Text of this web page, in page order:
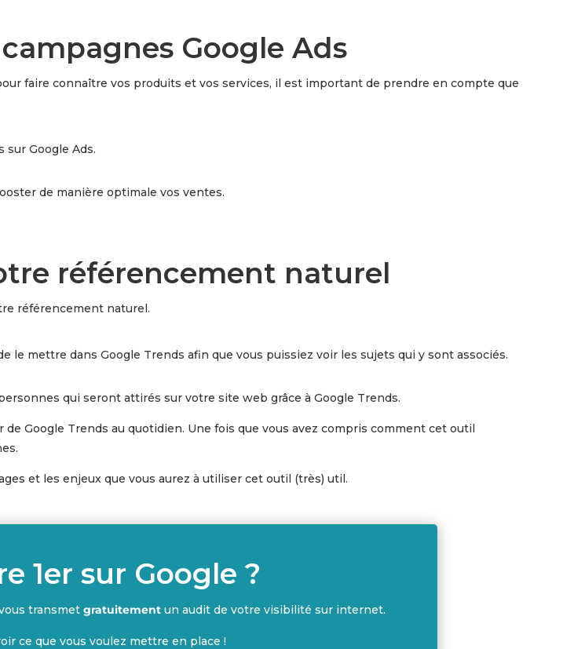
Google Ads
faire connaître vos produits et vos services, il est important de prendre en compte que
sur Google Ads.
de manière optimale vos ventes.
référencement naturel
référencement naturel.
le mettre dans Google Trends afin que vous puissiez voir les sujets qui y sont associés.
qui seront attirés sur votre site web grâce à Google Trends.
Google Trends au quotidien. Une fois que vous avez compris comment cet outil
et les enjeux que vous aurez à utiliser cet outil (très) util.
1er sur Google ?
transmet gratuitementun audit de votre visibilité sur internet.
ce que vous voulez mettre en place !